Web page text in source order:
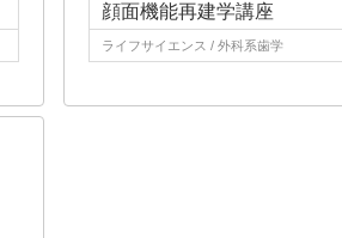
顔面機能再建学講座
ライフサイエンス / 外科系歯学